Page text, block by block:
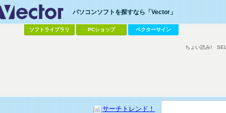
パソコンソフトを探すなら「Vector」
ソフトライブラリ PCショップ ベクターサイン
サーチトレンド！
ちょい読み!